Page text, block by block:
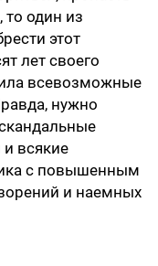
один из
этот
лет своего
всевозможные
нужно
всякие
с повышенным
и наемных